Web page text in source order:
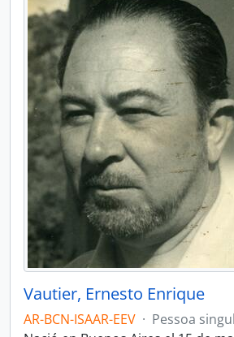
Vautier, Ernesto Enrique
AR-BCN-ISAAR-EEV · Pessoa